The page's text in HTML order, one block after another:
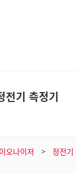
전기 측정기
오나이저 정전기